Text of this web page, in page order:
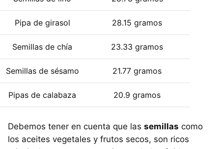
Pipa de girasol 28.15 gramos
Semillas de chía 23.33 gramos
Semillas de sésamo 21.77 gramos
Pipas de calabaza 20.9 gramos
Debemos tener en cuenta que las semillas como
los aceites vegetales y frutos secos, son ricos